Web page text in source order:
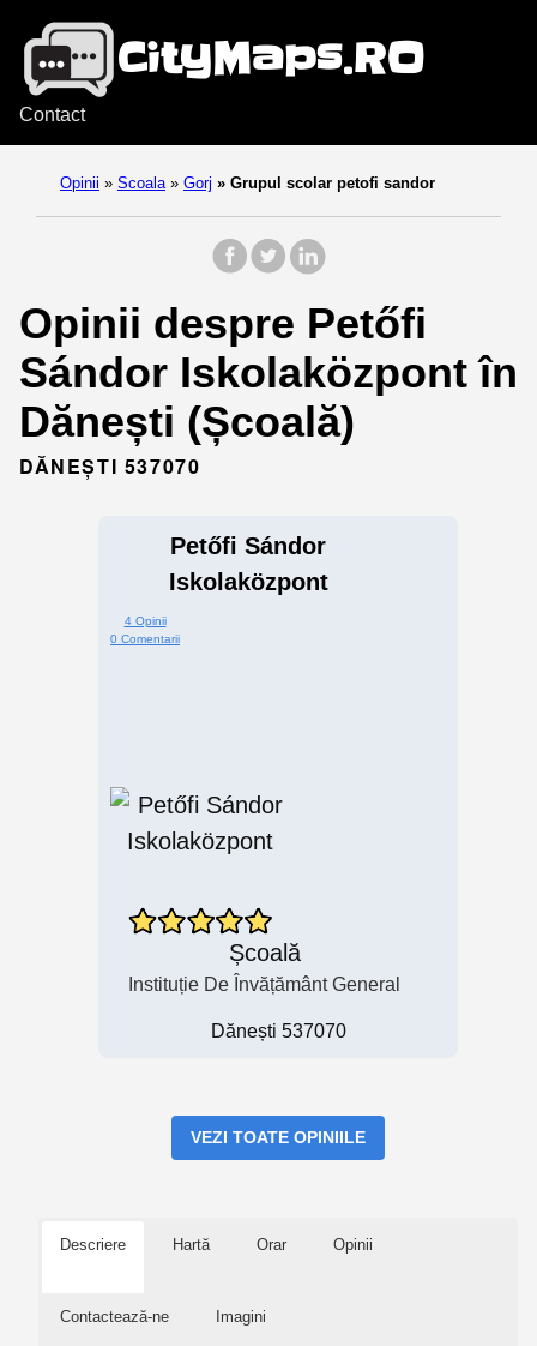
Contact
Opinii » Scoala » Gorj » Grupul scolar petofi sandor
Opinii despre Petőfi
Sándor Iskolaközpont în
Dănești (Școală)
DĂNEȘTI 537070
Petőfi Sándor
Iskolaközpont
4 Opinii
0 Comentarii
Școală
Instituție De Învățământ General
Dănești 537070
VEZI TOATE OPINIILE
Descriere Hartă Orar Opinii
Contactează-ne Imagini